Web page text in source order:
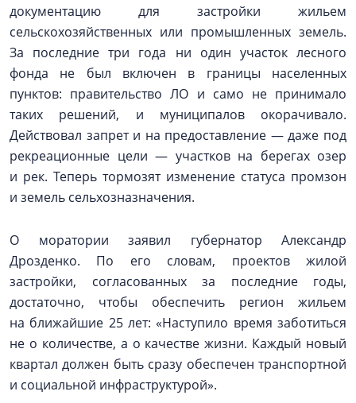
документацию для застройки жильем
сельскохозяйственных или промышленных земель.
За последние три года ни один участок лесного
фонда не был включен в границы населенных
пунктов: правительство ЛО и само не принимало
таких решений, и муниципалов окорачивало.
Действовал запрет и на предоставление — даже под
рекреационные цели — участков на берегах озер
и рек. Теперь тормозят изменение статуса промзон
и земель сельхозназначения.
О моратории заявил губернатор Александр
Дрозденко. По его словам, проектов жилой
застройки, согласованных за последние годы,
достаточно, чтобы обеспечить регион жильем
на ближайшие 25 лет: «Наступило время заботиться
не о количестве, а о качестве жизни. Каждый новый
квартал должен быть сразу обеспечен транспортной
и социальной инфраструктурой».